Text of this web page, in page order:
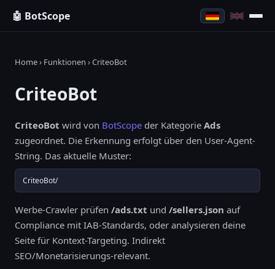
🤖 BotScope
Home› Funktionen › CriteoBot
CriteoBot
CriteoBot wird von BotScope der Kategorie Ads
zugeordnet. Die Erkennung erfolgt über den User-Agent-
String. Das aktuelle Muster:
CriteoBot/
Werbe-Crawler prüfen /ads.txt und /sellers.json auf
Compliance mit IAB-Standards, oder analysieren deine
Seite für Kontext-Targeting. Indirekt
SEO/Monetarisierungs-relevant.